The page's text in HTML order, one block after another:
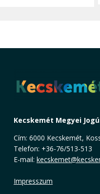
Kecskemét Megyei
Cím: 6000 Kecskemét,
Telefon: +36-76/513-513
E-mail:
Impresszum